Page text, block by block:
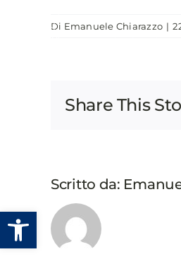
Apri la barra degli strumenti
Di Emanuele Chiarazzo |
Share This
Scritto da: